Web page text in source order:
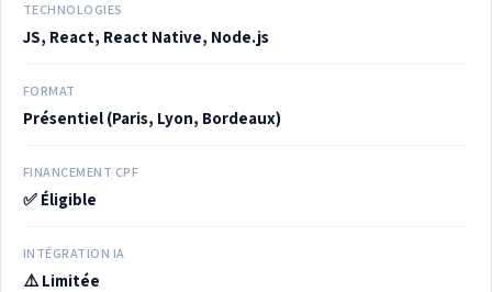
TECHNOLOGIES
JS, React, React Native, Node.js
FORMAT
Présentiel (Paris, Lyon, Bordeaux)
FINANCEMENT CPF
✅ Éligible
INTÉGRATION IA
⚠️ Limitée